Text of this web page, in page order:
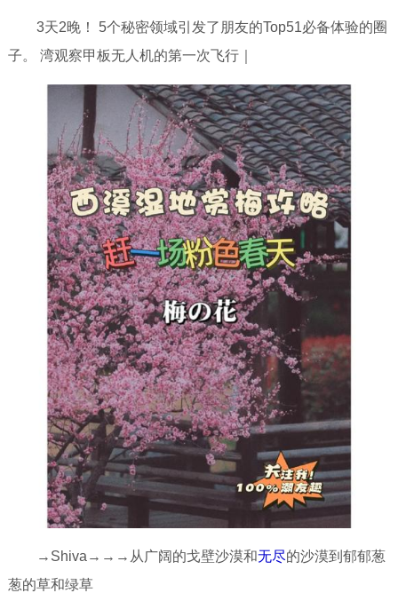
3天2晚！ 5个秘密领域引发了朋友的Top51必备体验的圈
子。 湾观察甲板无人机的第一次飞行｜
→Shiva→→→从广阔的戈壁沙漠和无尽的沙漠到郁郁葱
葱的草和绿草